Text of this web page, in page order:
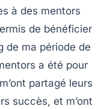
à des mentors
de bénéficier
de ma période de
a été pour
partagé leurs
succès, et m’ont